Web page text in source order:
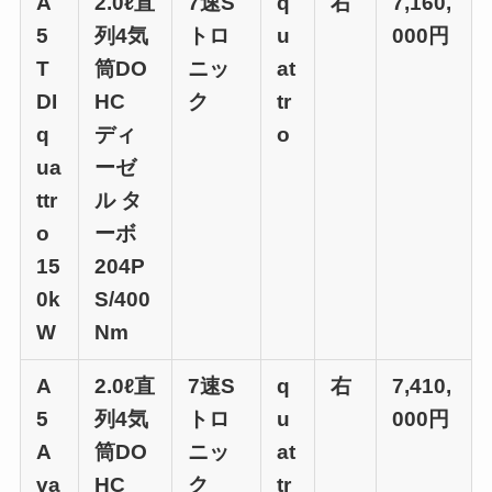
5
T
DI
q
ua
ttr
o
15
0k
W
列4気
筒DO
HC
ディ
ーゼ
ル タ
ーボ
204P
S/400
Nm
トロ
ニッ
ク
u
at
tr
o
000円
A
5
A
va
2.0ℓ直
列4気
筒DO
HC
7速S
トロ
ニッ
ク
q
u
at
tr
右
7,410,
000円